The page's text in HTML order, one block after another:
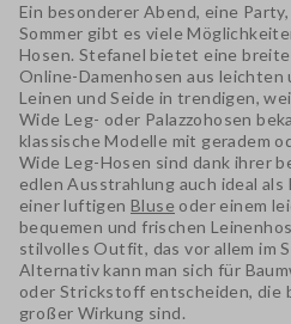
Ein besonderer Abend, eine
Sommer gibt es viele
Hosen. Stefanel bietet eine
Online-Damenhosen aus
Leinen und Seide in trendigen,
Wide Leg- oder Palazzohosen
klassische Modelle mit geradem
Wide Leg-Hosen sind dank ihrer
edlen Ausstrahlung auch ideal
einer luftigenBluse oder einem
bequemen und frischen
stilvolles Outfit, das vor allem im
Alternativ kann man sich für
oder Strickstoff entscheiden, die
großer Wirkung sind.